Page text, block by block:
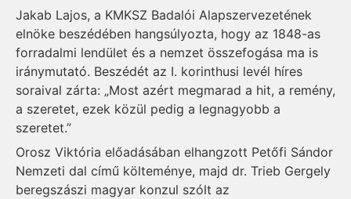
Jakab Lajos, a KMKSZ Badalói Alapszervezetének
elnöke beszédében hangsúlyozta, hogy az 1848-as
forradalmi lendület és a nemzet összefogása ma is
iránymutató. Beszédét az I. korinthusi levél híres
soraival zárta: „Most azért megmarad a hit, a remény,
a szeretet, ezek közül pedig a legnagyobb a
szeretet.”
Orosz Viktória előadásában elhangzott Petőfi Sándor
Nemzeti dal című költeménye, majd dr. Trieb Gergely
beregszászi magyar konzul szólt az